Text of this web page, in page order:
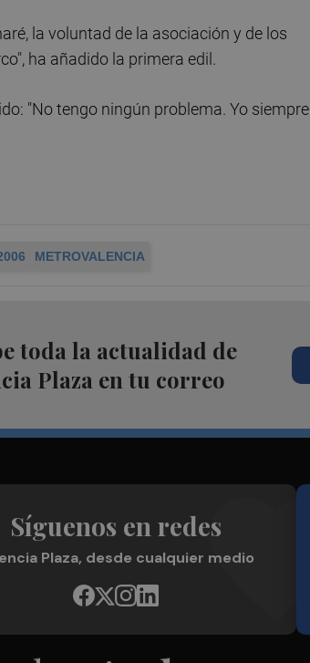
la voluntad de la asociación y de los
ha añadido la primera edil.
"No tengo ningún problema. Yo siempre
METROVALENCIA
toda la actualidad de
Plaza en tu correo
Síguenos en redes
Plaza, desde cualquier medio